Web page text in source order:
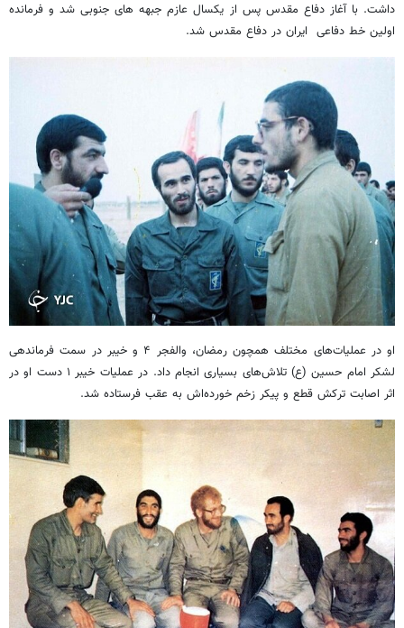
داشت. با آغاز دفاع مقدس پس از یکسال عازم جبهه های جنوبی شد و فرمانده
اولین خط دفاعی ایران در دفاع مقدس شد.
او در عملیات‌های مختلف همچون رمضان، والفجر ۴ و خیبر در سمت فرماندهی
لشکر امام حسین (ع) تلاش‌های بسیاری انجام داد. در عملیات خیبر ۱ دست او در
اثر اصابت ترکش قطع و پیکر زخم خورده‌اش به عقب فرستاده شد.